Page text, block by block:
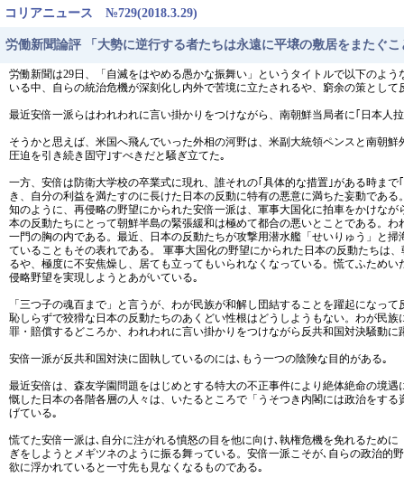
コリアニュース №729(2018.3.29)
労働新聞論評 「大勢に逆行する者たちは永遠に平壌の敷居をまたぐ
労働新聞は29日、「自滅をはやめる愚かな振舞い」というタイトルで以下のよ
いる中、自らの統治危機が深刻化し内外で苦境に立たされるや、窮余の策とし
最近安倍一派らはわれわれに言い掛かりをつけながら、南朝鮮当局者に｢日本人
そうかと思えば、米国へ飛んでいった外相の河野は、米副大統領ペンスと南朝
圧迫を引き続き固守｣すべきだと騒ぎ立てた｡
一方、安倍は防衛大学校の卒業式に現れ、誰それの｢具体的な措置｣がある時ま
き、自分の利益を満たすのに長けた日本の反動に特有の悪意に満ちた妄動であ
知のように、再侵略の野望にかられた安倍一派は、軍事大国化に拍車をかけな
本の反動たちにとって朝鮮半島の緊張緩和は極めて都合の悪いとことである。
一門の胸の内である。最近、日本の反動たちが攻撃用潜水艦「せいりゅう」と
ていることもその表れである。 軍事大国化の野望にかられた日本の反動たちは
るや、極度に不安焦燥し、居ても立ってもいられなくなっている。慌てふため
侵略野望を実現しようとあがいている｡
「三つ子の魂百まで」と言うが、わが民族が和解し団結することを躍起になっ
恥しらずで狡猾な日本の反動たちのあくどい性根はどうしようもない。わが民
罪・賠償するどころか、われわれに言い掛かりをつけながら反共和国対決騒動
安倍一派が反共和国対決に固執しているのには､もう一つの陰険な目的がある｡
最近安倍は、森友学園問題をはじめとする特大の不正事件により絶体絶命の境
慨した日本の各階各層の人々は、いたるところで「うそつき内閣には政治をす
げている｡
慌てた安倍一派は､自分に注がれる憤怒の目を他に向け､執権危機を免れるため
ぎをしようとメギツネのように振る舞っている。安倍一派こそが､自らの政治
欲に浮かれていると一寸先も見なくなるものである｡